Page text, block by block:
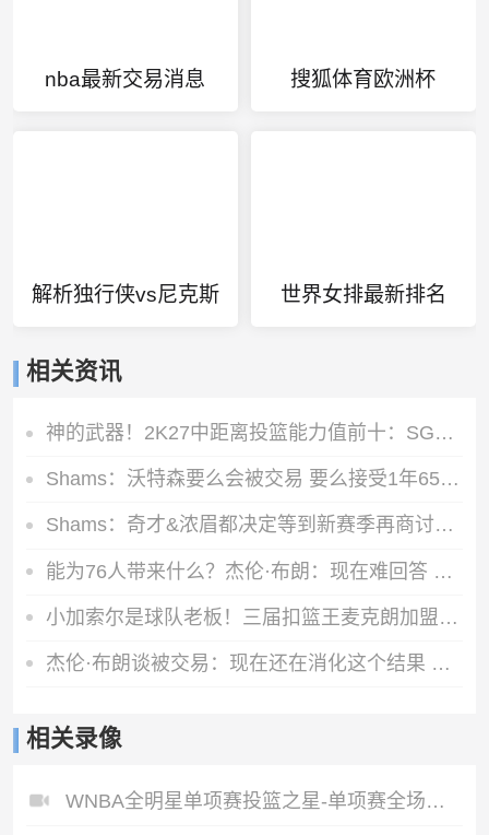
nba最新交易消息 搜狐体育欧洲杯
解析独行侠vs尼克斯 世界女排最新排名
相关资讯
神的武器！2K27中距离投篮能力值前十：SGA一枝独秀 KD并列第三
Shams：沃特森要么会被交易 要么接受1年650万的资质报价留队
Shams：奇才&浓眉都决定等到新赛季再商讨续约 或在开季20场左右
能为76人带来什么？杰伦·布朗：现在难回答 我能保证的是做自己
小加索尔是球队老板！三届扣篮王麦克朗加盟西班牙赫罗纳俱乐部
杰伦·布朗谈被交易：现在还在消化这个结果 我在波士顿待了10年
相关录像
WNBA全明星单项赛投篮之星-单项赛全场录像